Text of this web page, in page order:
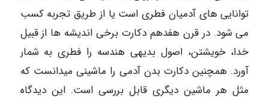
توانایی های آدمیان فطری است یا از طریق تجربه کسب
می شود. در قرن هفدهم دکارت برخی اندیشه ها از قبیل
خدا، خویشتن، اصول بدیهی هندسه را فطری به شمار
آورد. همچنین دکارت بدن آدمی را ماشینی میدانست که
مثل هر ماشین دیگری قابل بررسی است. این دیدگاه